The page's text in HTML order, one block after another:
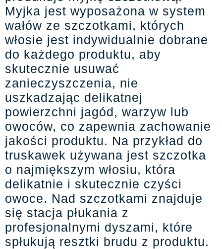
Myjka jest wyposażona w system
wałów ze szczotkami, których
włosie jest indywidualnie dobrane
do każdego produktu, aby
skutecznie usuwać
zanieczyszczenia, nie
uszkadzając delikatnej
powierzchni jagód, warzyw lub
owoców, co zapewnia zachowanie
jakości produktu. Na przykład do
truskawek używana jest szczotka
o najmiększym włosiu, która
delikatnie i skutecznie czyści
owoce. Nad szczotkami znajduje
się stacja płukania z
profesjonalnymi dyszami, które
spłukują resztki brudu z produktu.